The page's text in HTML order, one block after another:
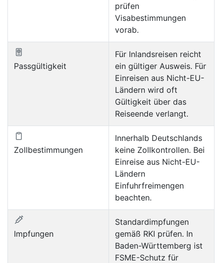
prüfen
Visabestimmungen
vorab.
Passgültigkeit
Für Inlandsreisen reicht
ein gültiger Ausweis. Für
Einreisen aus Nicht-EU-
Ländern wird oft
Gültigkeit über das
Reiseende verlangt.
Zollbestimmungen
Innerhalb Deutschlands
keine Zollkontrollen. Bei
Einreise aus Nicht-EU-
Ländern
Einfuhrfreimengen
beachten.
Impfungen
Standardimpfungen
gemäß RKI prüfen. In
Baden-Württemberg ist
FSME-Schutz für